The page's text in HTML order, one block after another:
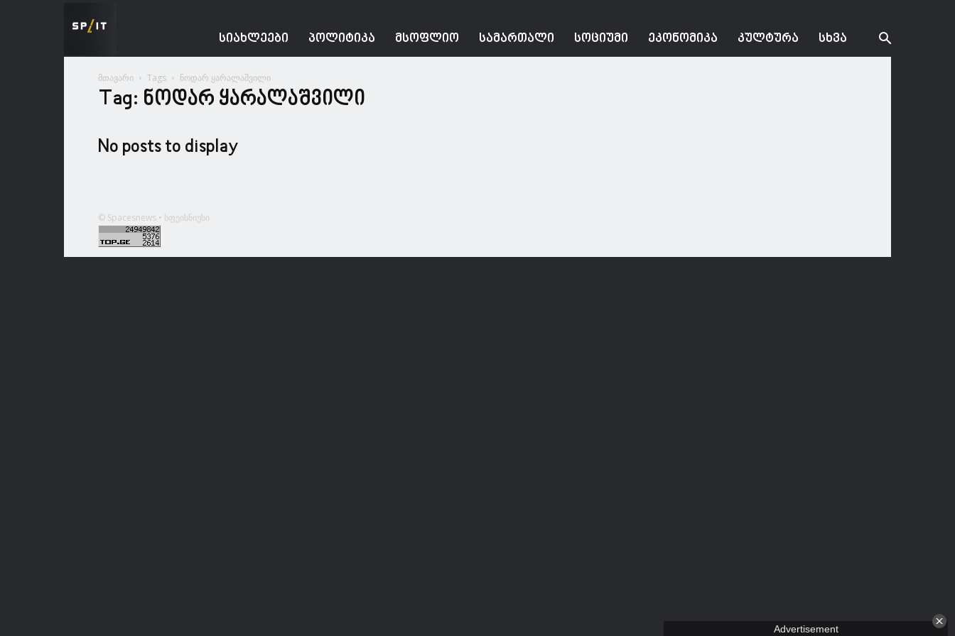
ᲡᲘᲐᲮᲚᲔᲔᲑᲘ ᲞᲝᲚᲘᲢᲘᲙᲐ ᲛᲡᲝᲤᲚᲘᲝ ᲡᲐᲛᲐᲠᲗᲐᲚᲘ ᲡᲝᲪᲘᲣᲛᲘ ᲔᲙᲝᲜᲝᲛᲘᲙᲐ ᲙᲣᲚᲢᲣᲠᲐ ᲡᲮᲕᲐ
მთავარი Tags ნოდარ ყარალაშვილი
Tag: ნოდარ ყარალაშვილი
No posts to display
© Spacesnews • სფეისნიუსი